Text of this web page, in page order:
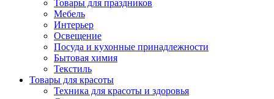
Товары для праздников
Мебель
Интерьер
Освещение
Посуда и кухонные принадлежности
Бытовая химия
Текстиль
Товары для красоты
Техника для красоты и здоровья